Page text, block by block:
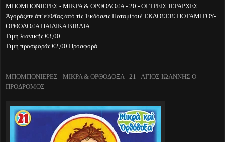
ΜΠΟΜΠΟΝΙΕΡΕΣ - ΜΙΚΡΑ & ΟΡΘΟΔΟΞΑ - 20 - ΟΙ ΤΡΕΙΣ ΙΕΡΑΡΧΕΣ
Ἀγοράζετε ἀπ᾽εὐθεῖας ἀπὸ τὶς Ἐκδόσεις Ποταμίτου! ΕΚΔΟΣΕΙΣ ΠΟΤΑΜΙΤΟΥ-
ΟΡΘΟΔΟΞΑ ΠΑΙΔΙΚΑ ΒΙΒΛΙΑ
Τιμὴ λιανικῆς €3,00
Τιμὴ προσφορᾶς €2,00 Προσφορά
ΜΠΟΜΠΟΝΙΕΡΕΣ - ΜΙΚΡΑ & ΟΡΘΟΔΟΞΑ - 21 - ΑΓΙΟΣ ΙΩΑΝΝΗΣ Ο
ΠΡΟΔΡΟΜΟΣ